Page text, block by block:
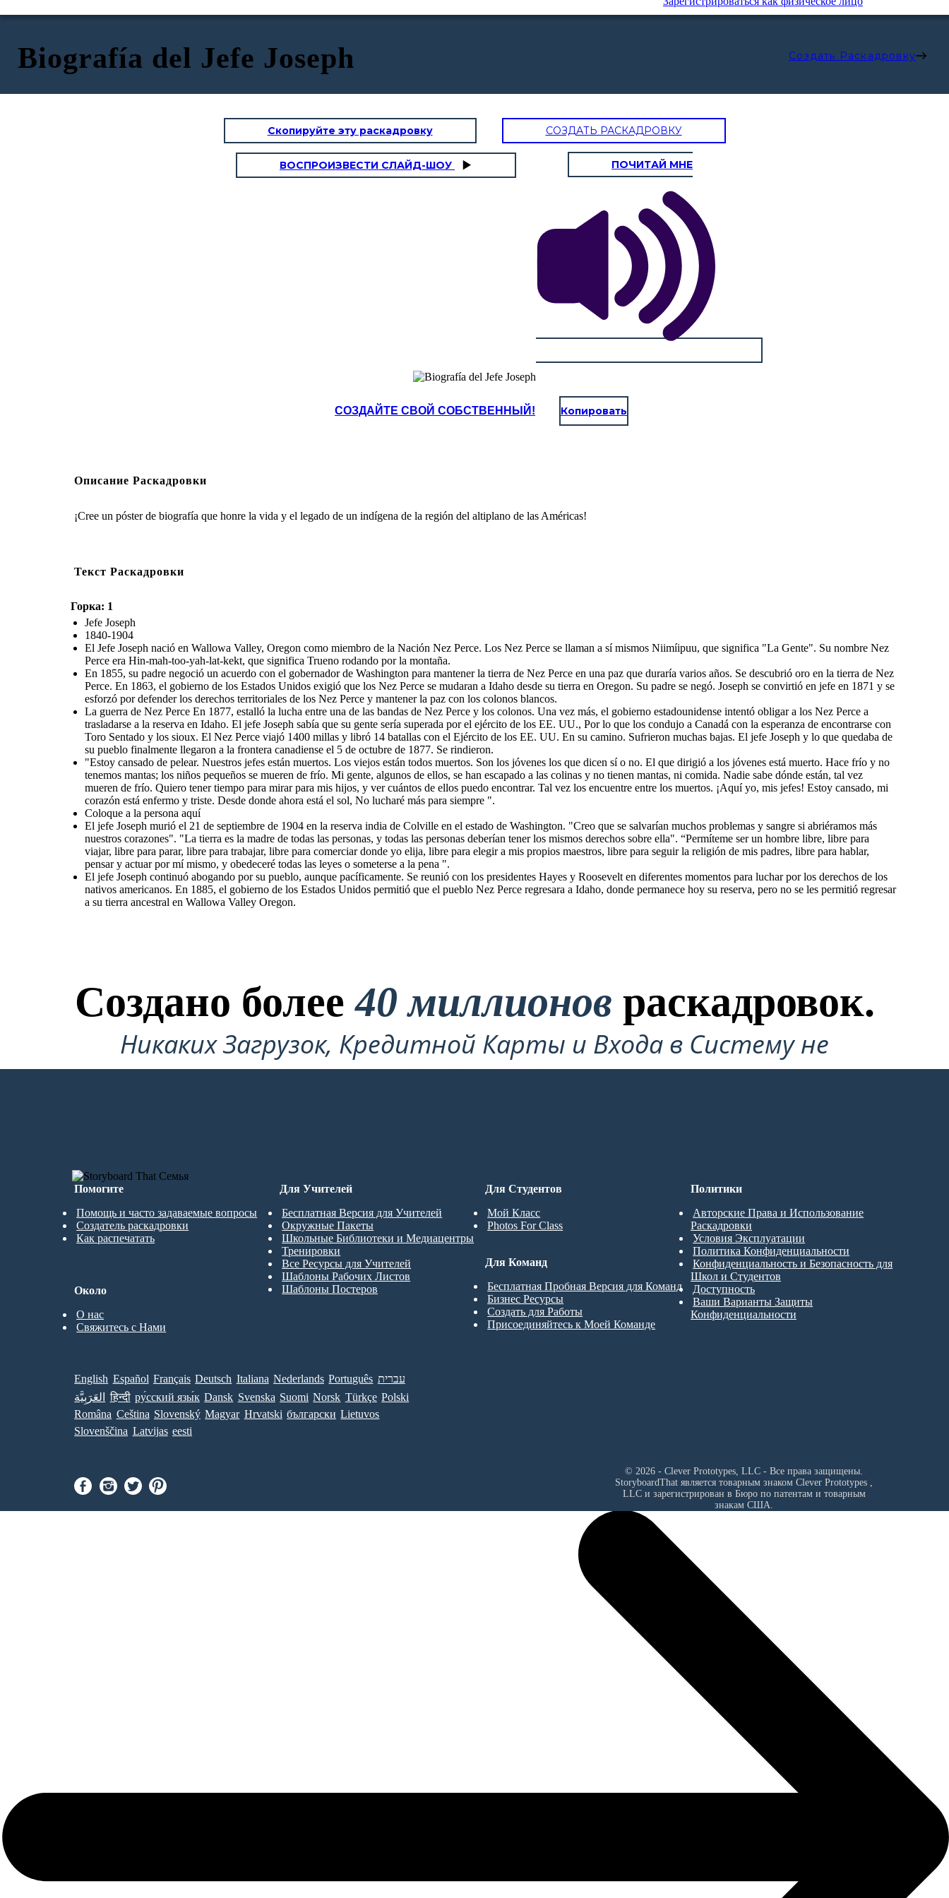
Biografía del Jefe Joseph Создать Раскадровку
Скопируйте эту раскадровку СОЗДАТЬ РАСКАДРОВКУ
ВОСПРОИЗВЕСТИ СЛАЙД-ШОУ ПОЧИТАЙ МНЕ
СОЗДАЙТЕ СВОЙ СОБСТВЕННЫЙ! Копировать
Описание Раскадровки
¡Cree un póster de biografía que honre la vida y el legado de un indígena de la región del altiplano de las Américas!
Текст Раскадровки
Горка: 1
Jefe Joseph
1840-1904
El Jefe Joseph nació en Wallowa Valley, Oregon como miembro de la Nación Nez Perce. Los Nez Perce se llaman a sí mismos Niimíipuu, que significa "La Gente". Su nombre Nez
Perce era Hin-mah-too-yah-lat-kekt, que significa Trueno rodando por la montaña.
En 1855, su padre negoció un acuerdo con el gobernador de Washington para mantener la tierra de Nez Perce en una paz que duraría varios años. Se descubrió oro en la tierra de Nez
Perce. En 1863, el gobierno de los Estados Unidos exigió que los Nez Perce se mudaran a Idaho desde su tierra en Oregon. Su padre se negó. Joseph se convirtió en jefe en 1871 y se
esforzó por defender los derechos territoriales de los Nez Perce y mantener la paz con los colonos blancos.
La guerra de Nez Perce En 1877, estalló la lucha entre una de las bandas de Nez Perce y los colonos. Una vez más, el gobierno estadounidense intentó obligar a los Nez Perce a
trasladarse a la reserva en Idaho. El jefe Joseph sabía que su gente sería superada por el ejército de los EE. UU., Por lo que los condujo a Canadá con la esperanza de encontrarse con
Toro Sentado y los sioux. El Nez Perce viajó 1400 millas y libró 14 batallas con el Ejército de los EE. UU. En su camino. Sufrieron muchas bajas. El jefe Joseph y lo que quedaba de
su pueblo finalmente llegaron a la frontera canadiense el 5 de octubre de 1877. Se rindieron.
"Estoy cansado de pelear. Nuestros jefes están muertos. Los viejos están todos muertos. Son los jóvenes los que dicen sí o no. El que dirigió a los jóvenes está muerto. Hace frío y no
tenemos mantas; los niños pequeños se mueren de frío. Mi gente, algunos de ellos, se han escapado a las colinas y no tienen mantas, ni comida. Nadie sabe dónde están, tal vez
mueren de frío. Quiero tener tiempo para mirar para mis hijos, y ver cuántos de ellos puedo encontrar. Tal vez los encuentre entre los muertos. ¡Aquí yo, mis jefes! Estoy cansado, mi
corazón está enfermo y triste. Desde donde ahora está el sol, No lucharé más para siempre ".
Coloque a la persona aquí
El jefe Joseph murió el 21 de septiembre de 1904 en la reserva india de Colville en el estado de Washington. "Creo que se salvarían muchos problemas y sangre si abriéramos más
nuestros corazones". "La tierra es la madre de todas las personas, y todas las personas deberían tener los mismos derechos sobre ella". “Permíteme ser un hombre libre, libre para
viajar, libre para parar, libre para trabajar, libre para comerciar donde yo elija, libre para elegir a mis propios maestros, libre para seguir la religión de mis padres, libre para hablar,
pensar y actuar por mí mismo, y obedeceré todas las leyes o someterse a la pena ".
El jefe Joseph continuó abogando por su pueblo, aunque pacíficamente. Se reunió con los presidentes Hayes y Roosevelt en diferentes momentos para luchar por los derechos de los
nativos americanos. En 1885, el gobierno de los Estados Unidos permitió que el pueblo Nez Perce regresara a Idaho, donde permanece hoy su reserva, pero no se les permitió regresar
a su tierra ancestral en Wallowa Valley Oregon.
Создано более40 миллионов раскадровок.
Никаких Загрузок, Кредитной Карты и Входа в Систему не
Требуется!
Помогите
Помощь и часто задаваемые вопросы
Создатель раскадровки
Как распечатать
Для Студентов
Мой Класс
Photos For Class
Для Учителей
Бесплатная Версия для Учителей
Окружные Пакеты
Школьные Библиотеки и Медиацентры
Тренировки
Все Ресурсы для Учителей
Шаблоны Рабочих Листов
Шаблоны Постеров
Для Команд
Бесплатная Пробная Версия для Команд
Бизнес Ресурсы
Создать для Работы
Присоединяйтесь к Моей Команде
Около
О нас
Свяжитесь с Нами
Политики
Авторские Права и Использование
Раскадровки
Условия Эксплуатации
Политика Конфиденциальности
Конфиденциальность и Безопасность для
Школ и Студентов
Доступность
Ваши Варианты Защиты
Конфиденциальности
English Español Français Deutsch Italiana Nederlands Português עברית
العَرَبِيَّة
हिन्दी ру́сский язы́к Dansk Svenska Suomi Norsk Türkçe Polski
Româna Ceština Slovenský Magyar Hrvatski български Lietuvos
Slovenščina Latvijas eesti
© 2026 - Clever Prototypes, LLC - Все права защищены.
StoryboardThat является товарным знаком Clever Prototypes ,
LLCи зарегистрирован в Бюро по патентам и товарным
знакам США.